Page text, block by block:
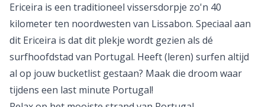
Ericeira is een traditioneel vissersdorpje zo'n 40
kilometer ten noordwesten van Lissabon. Speciaal aan
dit Ericeira is dat dit plekje wordt gezien als dé
surfhoofdstad van Portugal. Heeft (leren) surfen altijd
al op jouw bucketlist gestaan? Maak die droom waar
tijdens een last minute Portugal!